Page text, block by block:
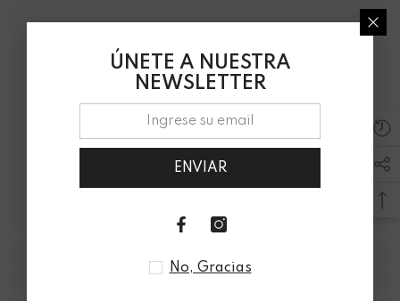
ÚNETE A NUESTRA
NEWSLETTER
ENVIAR
No, Gracias